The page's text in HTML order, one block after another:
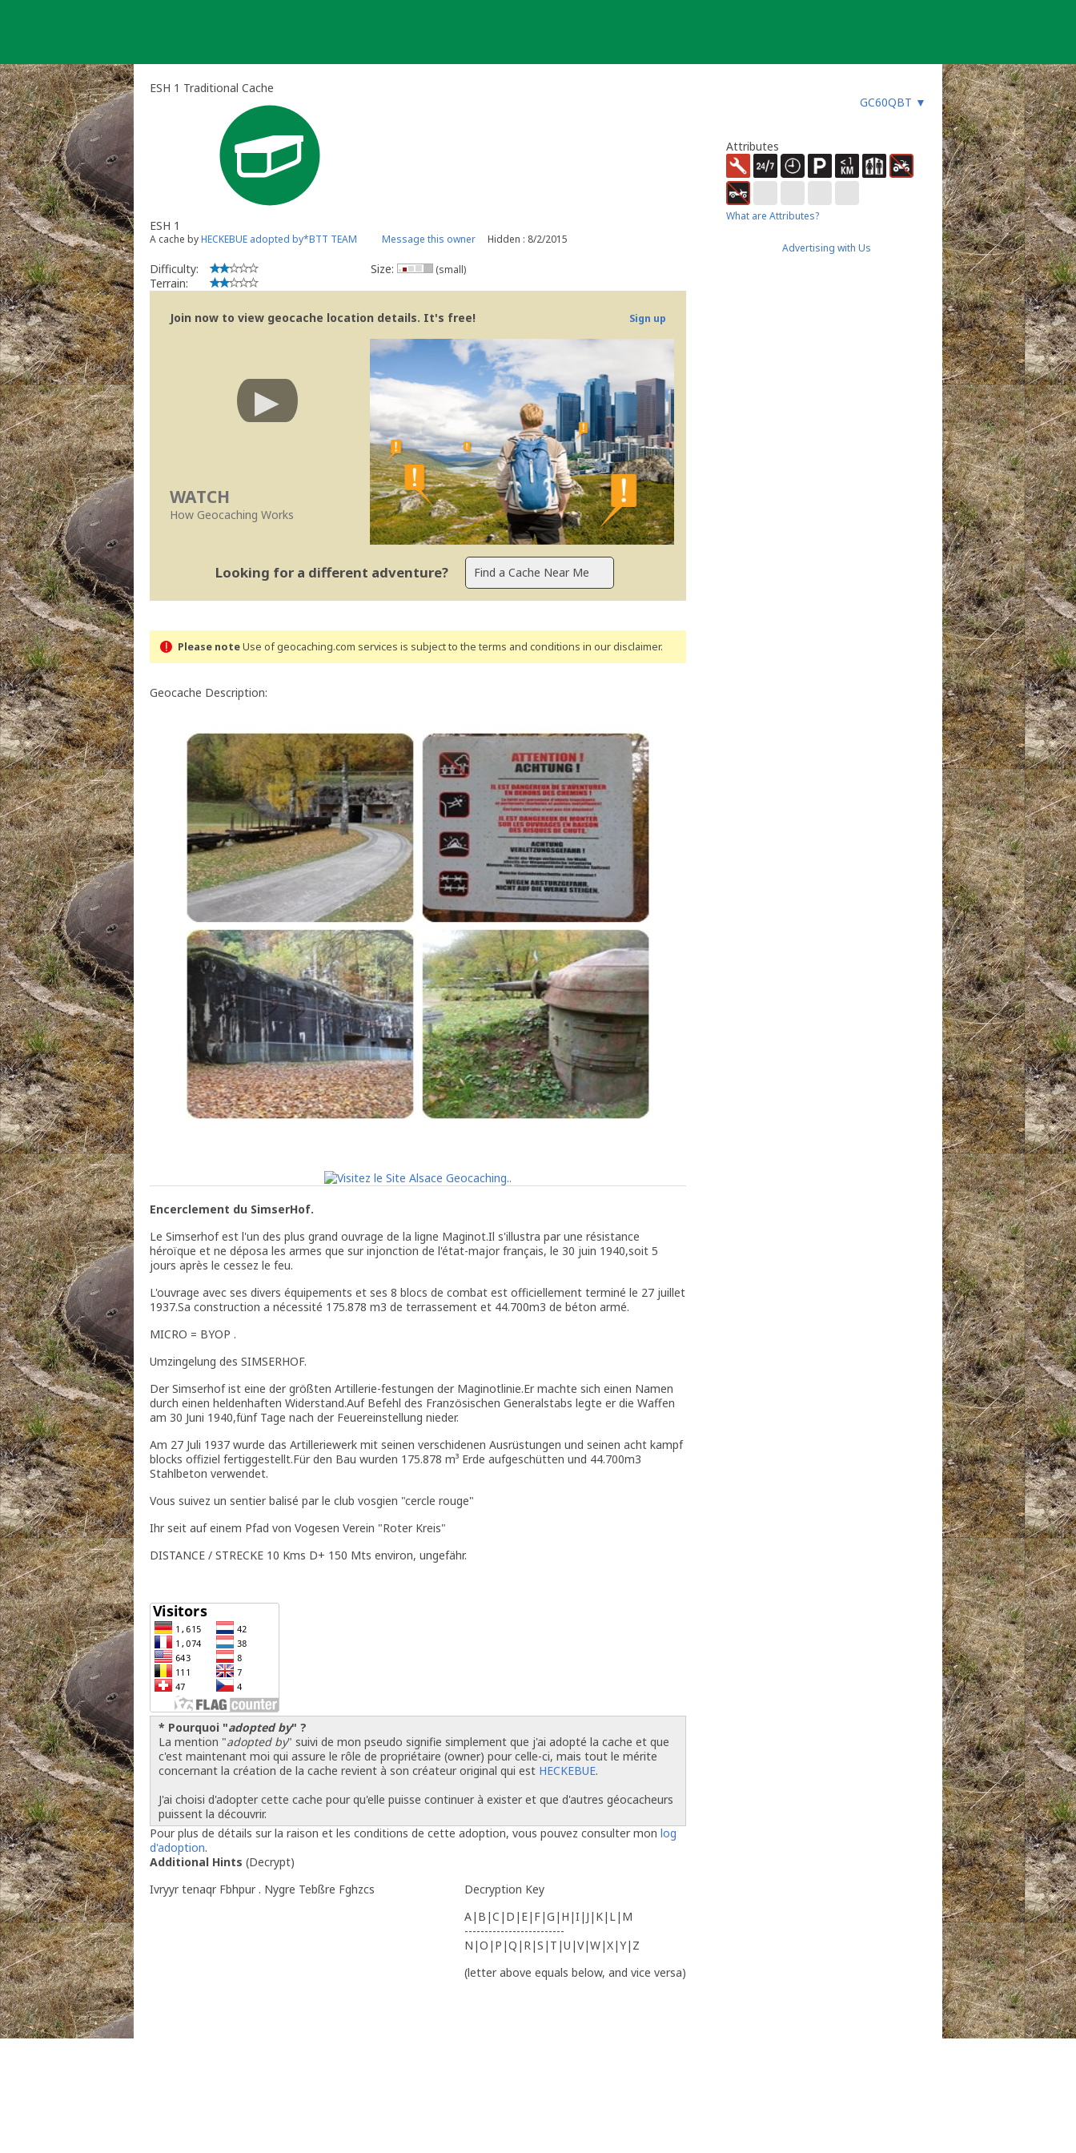
ESH 1 Traditional Cache
GC60QBT ▼
ESH 1
A cache byHECKEBUE adopted by*BTT TEAM Message this owner Hidden : 8/2/2015
Difficulty:
Terrain:
Size: (small)
Join now to view geocache location details. It's free! Sign up
WATCH
How Geocaching Works
Looking for a different adventure?
Please noteUse of geocaching.com services is subject to the terms and conditions in our disclaimer.
Geocache Description:
Encerclement du SimserHof.
Le Simserhof est l'un des plus grand ouvrage de la ligne Maginot.Il s'illustra par une résistance
héroïque et ne déposa les armes que sur injonction de l'état-major français, le 30 juin 1940,soit 5
jours après le cessez le feu.
L'ouvrage avec ses divers équipements et ses 8 blocs de combat est officiellement terminé le 27 juillet
1937.Sa construction a nécessité 175.878 m3 de terrassement et 44.700m3 de béton armé.
MICRO = BYOP .
Umzingelung des SIMSERHOF.
Der Simserhof ist eine der größten Artillerie-festungen der Maginotlinie.Er machte sich einen Namen
durch einen heldenhaften Widerstand.Auf Befehl des Französischen Generalstabs legte er die Waffen
am 30 Juni 1940,fünf Tage nach der Feuereinstellung nieder.
Am 27 Juli 1937 wurde das Artilleriewerk mit seinen verschidenen Ausrüstungen und seinen acht kampf
blocks offiziel fertiggestellt.Für den Bau wurden 175.878 m³ Erde aufgeschütten und 44.700m3
Stahlbeton verwendet.
Vous suivez un sentier balisé par le club vosgien "cercle rouge"
Ihr seit auf einem Pfad von Vogesen Verein "Roter Kreis"
DISTANCE / STRECKE 10 Kms D+ 150 Mts environ, ungefähr.
* Pourquoi "adopted by" ?
La mention "adopted by" suivi de mon pseudo signifie simplement que j'ai adopté la cache et que
c'est maintenant moi qui assure le rôle de propriétaire (owner) pour celle-ci, mais tout le mérite
concernant la création de la cache revient à son créateur original qui est HECKEBUE.
J'ai choisi d'adopter cette cache pour qu'elle puisse continuer à exister et que d'autres géocacheurs
puissent la découvrir.
Pour plus de détails sur la raison et les conditions de cette adoption, vous pouvez consulter mon log
d'adoption.
Additional Hints (Decrypt)
Ivryyr tenaqr Fbhpur . Nygre Tebßre Fghzcs
Decryption Key
A|B|C|D|E|F|G|H|I|J|K|L|M
-------------------------
N|O|P|Q|R|S|T|U|V|W|X|Y|Z
(letter above equals below, and vice versa)
Attributes
What are Attributes?
Advertising with Us